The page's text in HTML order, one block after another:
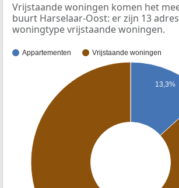
Vrijstaande woningen komen het
buurt Harselaar-Oost: er zijn 13
woningtype vrijstaande woningen.
Appartementen Vrijstaande woningen
13,3%